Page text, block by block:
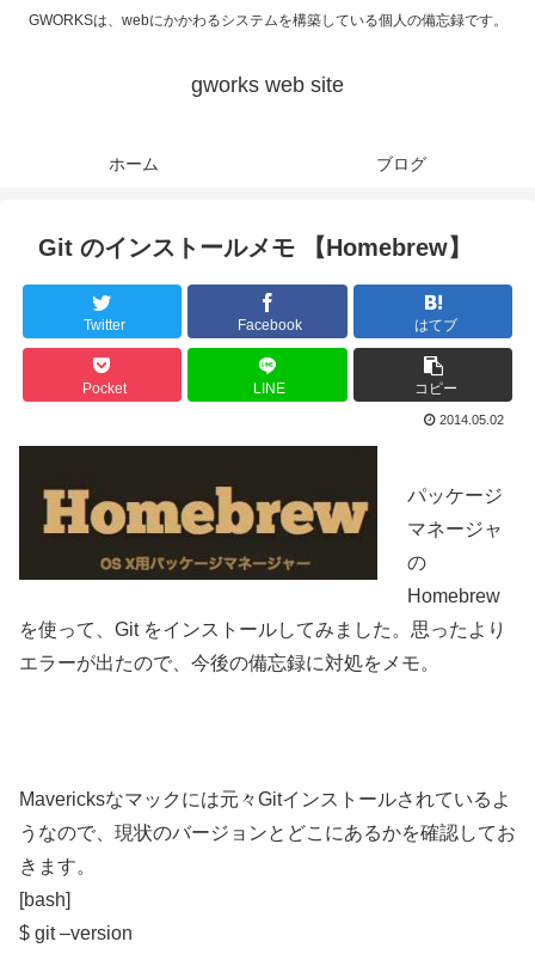
GWORKSは、webにかかわるシステムを構築している個人の備忘録です。
gworks web site
ホーム ブログ
Git のインストールメモ 【Homebrew】
Twitter Facebook はてブ
Pocket LINE コピー
2014.05.02
パッケージ
マネージャ
の
Homebrew
を使って、Git をインストールしてみました。思ったより
エラーが出たので、今後の備忘録に対処をメモ。
Mavericksなマックには元々Gitインストールされているよ
うなので、現状のバージョンとどこにあるかを確認してお
きます。
[bash]
$ git –version